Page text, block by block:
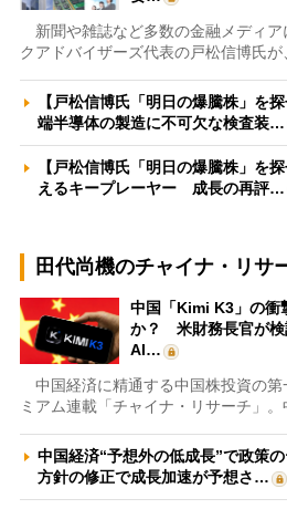
新聞や雑誌など多数の金融メディア
クアドバイザーズ代表の戸松信博氏が
【戸松信博氏「明日の爆騰株」を
端半導体の製造に不可欠な検査装…
【戸松信博氏「明日の爆騰株」を
えるキープレーヤー 成長の再評…
田代尚機のチャイナ・リサ
中国「Kimi K3」の衝
か？ 米財務長官が検
AI…
中国経済に精通する中国株投資の第
ミアム連載「チャイナ・リサーチ」。
中国経済“予想外の低成長”で政策
方針の修正で成長加速が予想さ…